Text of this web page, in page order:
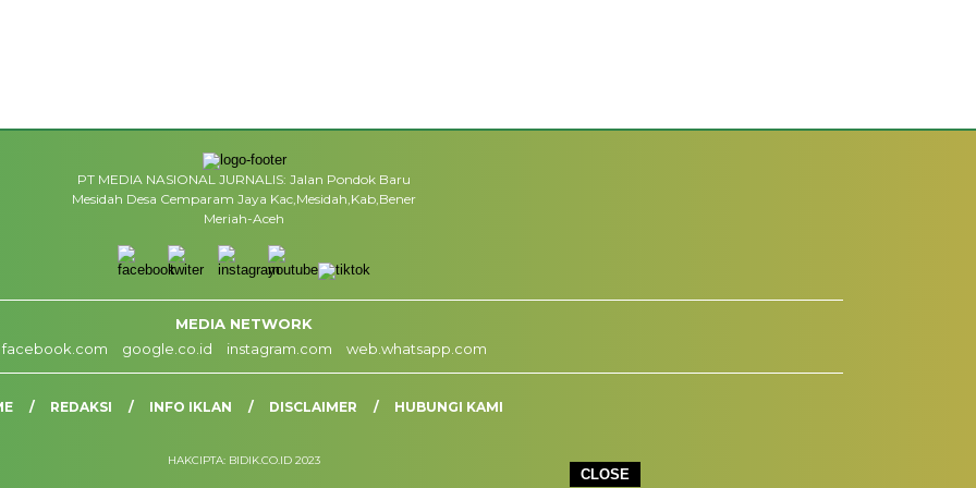
CLOSE
PT MEDIA NASIONAL JURNALIS: Jalan Pondok Baru
Mesidah Desa Cemparam Jaya Kac,Mesidah,Kab,Bener
Meriah-Aceh
MEDIA NETWORK
facebook.com
google.co.id instagram.com web.whatsapp.com
REDAKSI INFO IKLAN DISCLAIMER HUBUNGI KAMI
HAKCIPTA: BIDIK.CO.ID 2023